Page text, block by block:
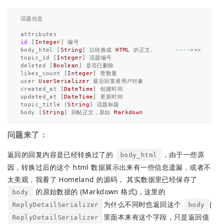
话题信息
attributes
id
Integer
编号
body_html
String 以转换成 HTML 的正文 . - --->>>
topic_id
Integer
话题编号
deleted
Boolean
是否已删除
likes_count
Integer
赞数量
user
UserSerializer 最后回复者用户对象
created_at
DateTime
创建时间
updated_at
DateTime
更新时间
topic_title
[String
话题标题
body
String 回帖正文 ， 原始 Markdown
问题来了：
返回的回复内容是已经转换过了的 body_html
，由于一些原
因，转换过后的这个 html 数据展示出来有一些信息遗漏，或者不
太美观，我看了 Homeland 的源码， 其实数据里已经保存了
body 的原始数据的 (Markdown 格式)，这里的
ReplyDetailSerializer 为什么不同时也返回这个 body (
ReplyDetailSerializer
里面本来有这个字段，只是返回值